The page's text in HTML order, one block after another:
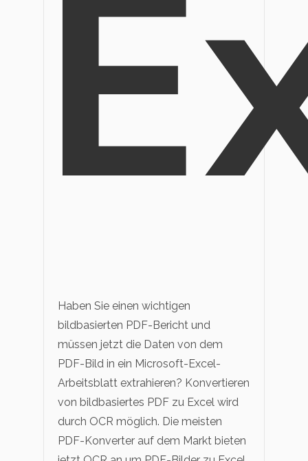
Haben Sie einen wichtigen
bildbasierten PDF-Bericht und
müssen jetzt die Daten von dem
PDF-Bild in ein Microsoft-Excel-
Arbeitsblatt extrahieren? Konvertieren
von bildbasiertes PDF zu Excel wird
durch OCR möglich. Die meisten
PDF-Konverter auf dem Markt bieten